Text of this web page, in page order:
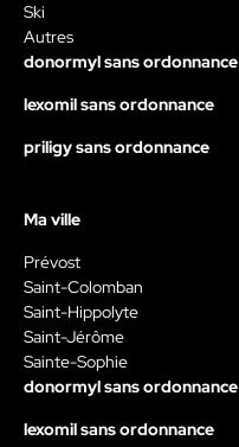
Ski
Autres
donormyl sans ordonnance
lexomil sans ordonnance
priligy sans ordonnance
Ma ville
Prévost
Saint-Colomban
Saint-Hippolyte
Saint-Jérôme
Sainte-Sophie
donormyl sans ordonnance
lexomil sans ordonnance